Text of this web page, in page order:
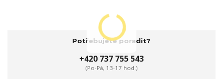
Potřebujete poradit?
+420 737 755 543
(Po-Pá, 13-17 hod.)